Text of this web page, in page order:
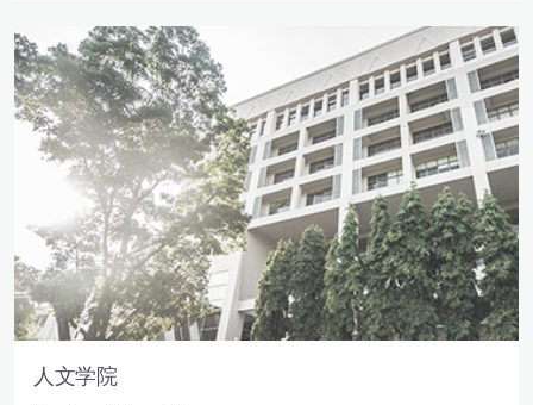
人文学院